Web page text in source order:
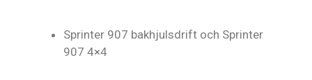
Sprinter 907 bakhjulsdrift och Sprinter
907 4×4